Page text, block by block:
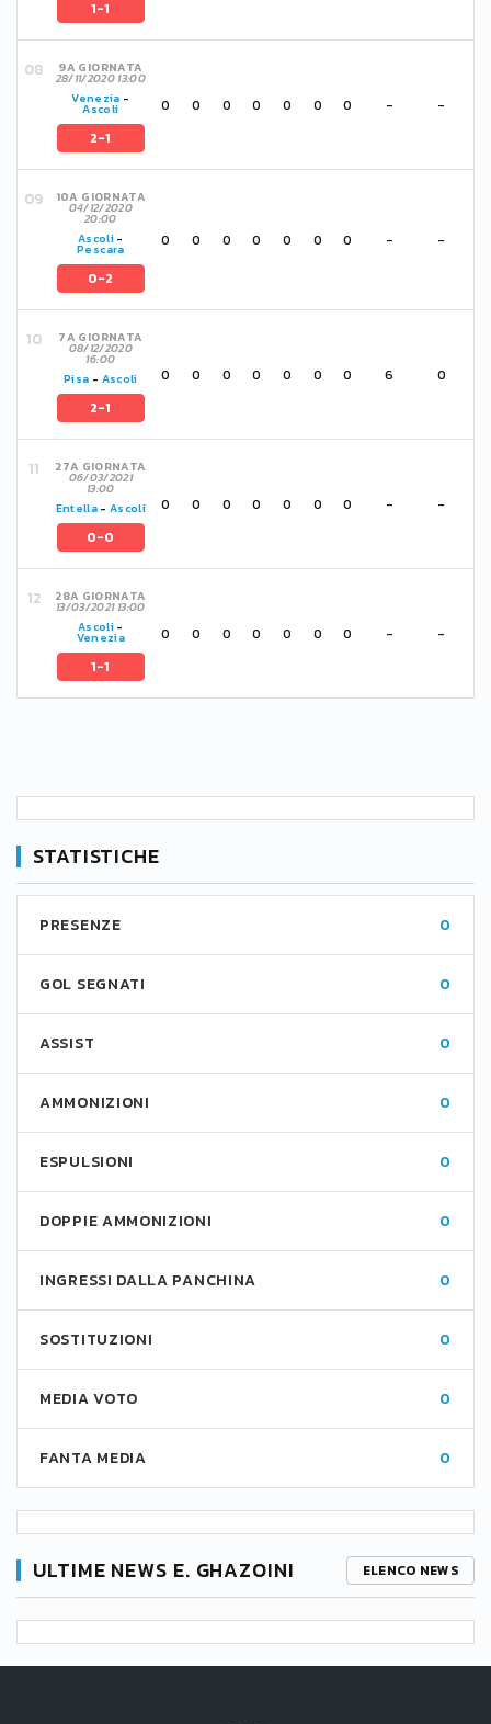
1-1
9A GIORNATA
28/11/2020 13:00
Venezia -
Ascoli
2-1
0 0 0 0 0 0 0 - -
10A GIORNATA
04/12/2020
20:00
Ascoli -
Pescara
0-2
0 0 0 0 0 0 0 - -
7A GIORNATA
08/12/2020
16:00
Pisa - Ascoli
2-1
0 0 0 0 0 0 0 6 0
27A GIORNATA
06/03/2021
13:00
Entella-Ascoli
0-0
0 0 0 0 0 0 0 - -
28A GIORNATA
13/03/2021 13:00
Ascoli -
Venezia
1-1
0 0 0 0 0 0 0 - -
STATISTICHE
PRESENZE 0
GOL SEGNATI 0
ASSIST 0
AMMONIZIONI 0
ESPULSIONI 0
DOPPIE AMMONIZIONI 0
INGRESSI DALLA PANCHINA 0
SOSTITUZIONI 0
MEDIA VOTO 0
FANTA MEDIA 0
ULTIME NEWS E. GHAZOINI ELENCO NEWS